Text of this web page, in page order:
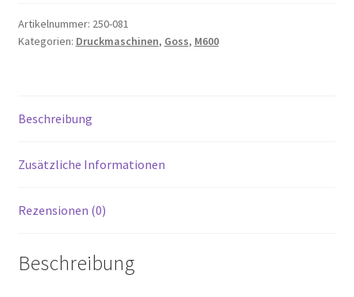
Artikelnummer: 250-081
Kategorien: Druckmaschinen, Goss, M600
Beschreibung
Zusätzliche Informationen
Rezensionen (0)
Beschreibung